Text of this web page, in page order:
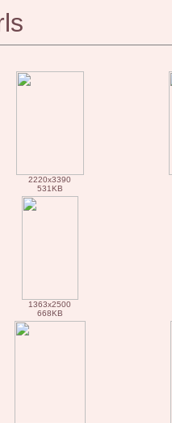
2220x3390
531KB
1363x2500
668KB